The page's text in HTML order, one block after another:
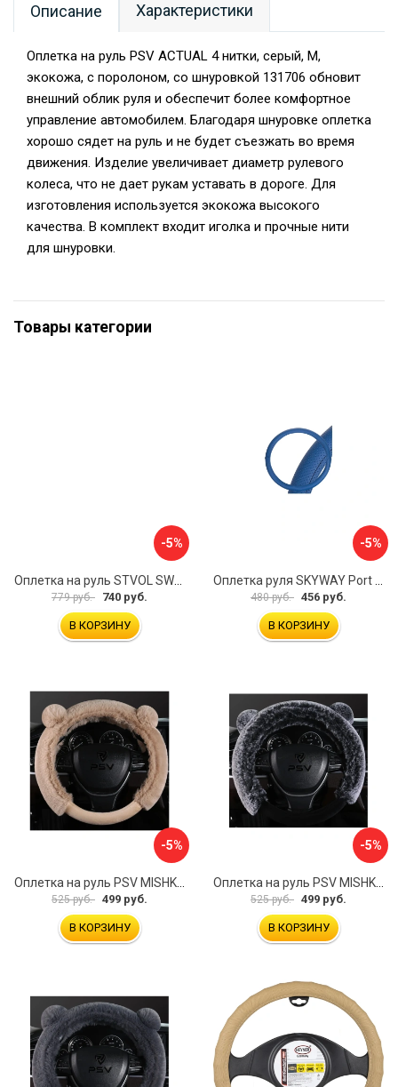
Описание Характеристики
Оплетка на руль PSV ACTUAL 4 нитки, серый, M,
экокожа, с поролоном, со шнуровкой 131706 обновит
внешний облик руля и обеспечит более комфортное
управление автомобилем. Благодаря шнуровке оплетка
хорошо сядет на руль и не будет съезжать во время
движения. Изделие увеличивает диаметр рулевого
колеса, что не дает рукам уставать в дороге. Для
изготовления используется экокожа высокого
качества. В комплект входит иголка и прочные нити
для шнуровки.
Товары категории
-5%
779 руб. 740 руб.
В КОРЗИНУ
-5%
480 руб. 456 руб.
В КОРЗИНУ
-5%
Оплетка на руль PSV MISHKA Premium 136099
525 руб. 499 руб.
В КОРЗИНУ
-5%
Оплетка на руль PSV MISHKA Premium 136095
525 руб. 499 руб.
В КОРЗИНУ